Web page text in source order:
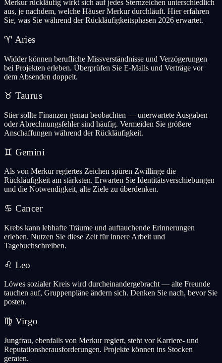
Merkur rückläufig wirkt sich auf jedes Sternzeichen unterschiedlich
aus, je nachdem, welche Häuser Merkur durchläuft. Hier erfahren
Sie, was Sie während der Rückläufigkeitsphasen 2026 erwartet.
♈ Aries
Widder können berufliche Missverständnisse und Verzögerungen
bei Projekten erleben. Überprüfen Sie E-Mails und Verträge vor
dem Absenden doppelt.
♉ Taurus
Stier sollte Finanzen genau beobachten — unerwartete Ausgaben
oder Abrechnungsfehler sind häufig. Vermeiden Sie größere
Anschaffungen während der Rückläufigkeit.
♊ Gemini
Als von Merkur regiertes Zeichen spüren Zwillinge die
Rückläufigkeit am stärksten. Erwarten Sie Identitätsverschiebungen
und die Notwendigkeit, alte Ziele zu überdenken.
♋ Cancer
Krebs kann lebhafte Träume und auftauchende Erinnerungen
erleben. Nutzen Sie diese Zeit für innere Arbeit und
Tagebuchschreiben.
♌ Leo
Löwes sozialer Kreis wird durcheinandergebracht — alte Freunde
tauchen auf, Gruppenpläne ändern sich. Denken Sie nach, bevor Sie
posten.
♍ Virgo
Jungfrau, ebenfalls von Merkur regiert, steht vor Karriere- und
Reputationsherausforderungen. Projekte können ins Stocken
geraten.